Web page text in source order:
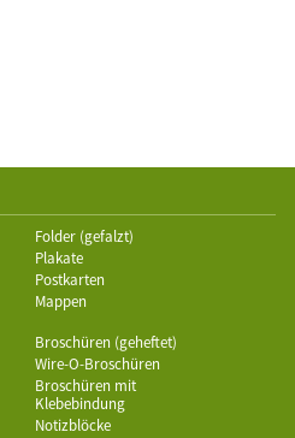
Folder (gefalzt)
Plakate
Postkarten
Mappen
Broschüren (geheftet)
Wire-O-Broschüren
Broschüren mit
Klebebindung
Notizblöcke